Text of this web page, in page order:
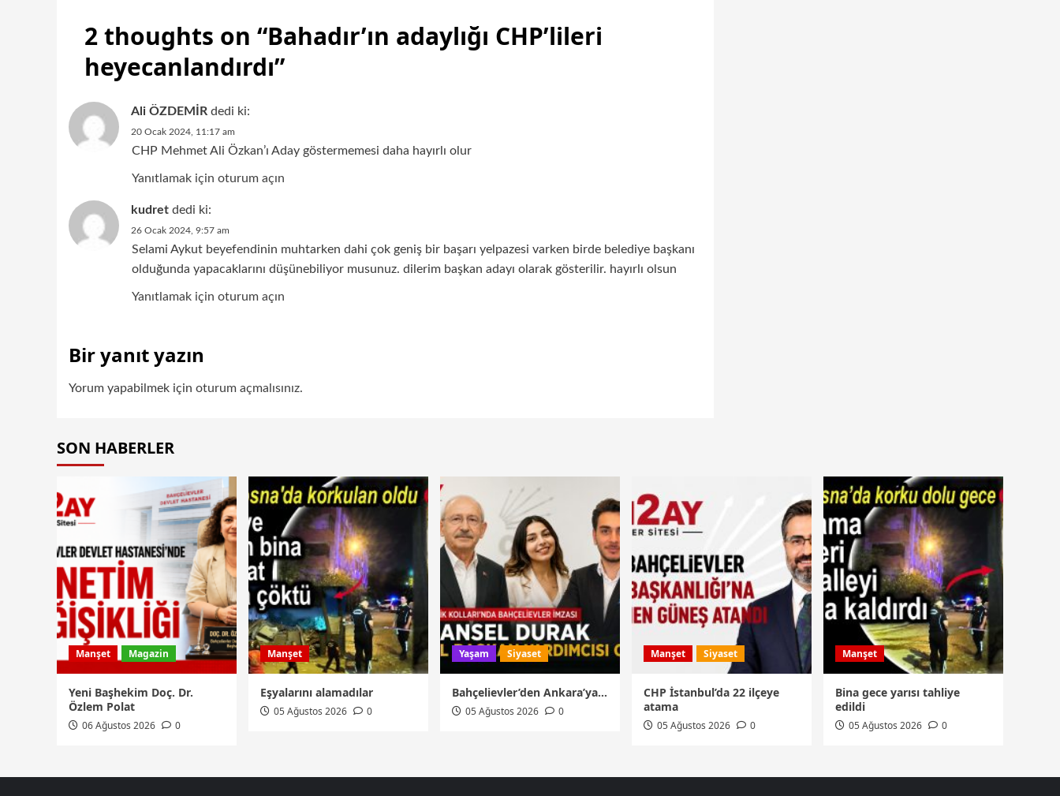
2 thoughts on “Bahadır’ın adaylığı CHP’lileri
heyecanlandırdı”
Ali ÖZDEMİR dedi ki:
20 Ocak 2024, 11:17 am
CHP Mehmet Ali Özkan’ı Aday göstermemesi daha hayırlı olur
Yanıtlamak için oturum açın
kudret dedi ki:
26 Ocak 2024, 9:57 am
Selami Aykut beyefendinin muhtarken dahi çok geniş bir başarı yelpazesi varken birde belediye başkanı
olduğunda yapacaklarını düşünebiliyor musunuz. dilerim başkan adayı olarak gösterilir. hayırlı olsun
Yanıtlamak için oturum açın
Bir yanıt yazın
Yorum yapabilmek için oturum açmalısınız.
SON HABERLER
Manşet Magazin
Yeni Başhekim Doç. Dr.
Özlem Polat
06 Ağustos 2026 0
Manşet
Eşyalarını alamadılar
05 Ağustos 2026 0
Yaşam Siyaset
Bahçelievler’den Ankara’ya…
05 Ağustos 2026 0
Manşet Siyaset
CHP İstanbul’da 22 ilçeye
atama
05 Ağustos 2026 0
Manşet
Bina gece yarısı tahliye
edildi
05 Ağustos 2026 0